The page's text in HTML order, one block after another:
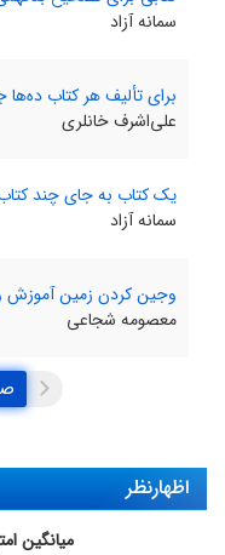
سمانه آزاد
برای تألیف هر کتاب
علی‌اشرف خانلری
یک کتاب به جای چند
سمانه آزاد
وجین کردن زمین آموزش
معصومه شجاعی
اظهارنظر
میانگین امتیاز